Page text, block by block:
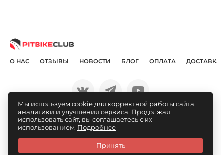
О НАС ОТЗЫВЫ НОВОСТИ БЛОГ ОПЛАТА ДОСТАВКА
© Pitbikeclub.ru 2012-2026
Мы используем cookie для корректной работы сайта,
аналитики и улучшения сервиса. Продолжая
использовать сайт, вы соглашаетесь с их
использованием. Подробнее
Принять